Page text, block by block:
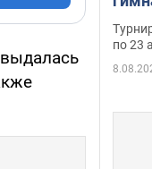
на
по 23